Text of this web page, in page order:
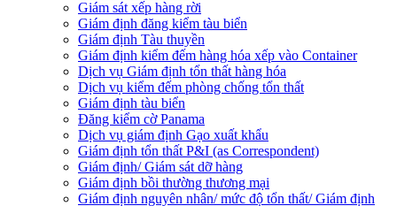
Giám sát xếp hàng rời
Giám định đăng kiểm tàu biển
Giám định Tàu thuyền
Giám định kiểm đếm hàng hóa xếp vào Container
Dịch vụ Giám định tổn thất hàng hóa
Dịch vụ kiểm đếm phòng chống tổn thất
Giám định tàu biển
Đăng kiểm cờ Panama
Dịch vụ giám định Gạo xuất khẩu
Giám định tổn thất P&I (as Correspondent)
Giám định/ Giám sát dỡ hàng
Giám định bồi thường thương mại
Giám định nguyên nhân/ mức độ tổn thất/ Giám định